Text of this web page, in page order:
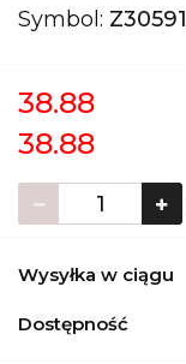
Symbol: Z30591
38.88
38.88
Wysyłka w ciągu
Dostępność